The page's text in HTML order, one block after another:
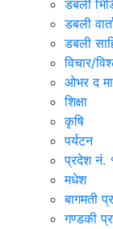
डबली
डबली
डबली
विचार/
ओभर द
शिक्षा
कृषि
पर्यटन
प्रदेश नं.
मधेश
बागमती
गण्डकी